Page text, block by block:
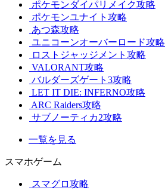
ポケモンダイパリメイク攻略
ポケモンユナイト攻略
あつ森攻略
ユニコーンオーバーロード攻略
ロストジャッジメント攻略
VALORANT攻略
バルダーズゲート3攻略
LET IT DIE: INFERNO攻略
ARC Raiders攻略
サブノーティカ2攻略
一覧を見る
スマホゲーム
スマグロ攻略